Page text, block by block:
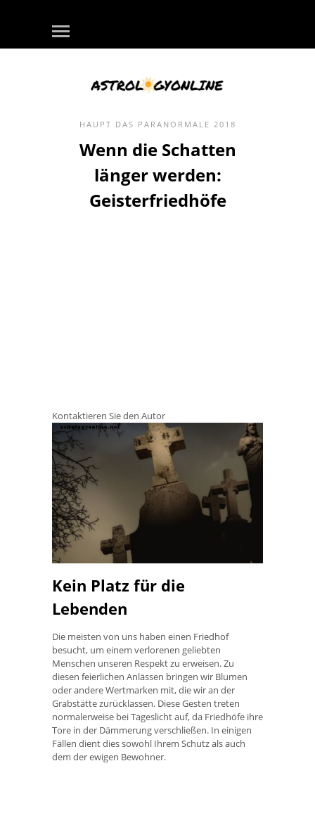
HAUPT DAS PARANORMALE 2018
Wenn die Schatten
länger werden:
Geisterfriedhöfe
Kontaktieren Sie den Autor
Kein Platz für die
Lebenden
Die meisten von uns haben einen Friedhof
besucht, um einem verlorenen geliebten
Menschen unseren Respekt zu erweisen. Zu
diesen feierlichen Anlässen bringen wir Blumen
oder andere Wertmarken mit, die wir an der
Grabstätte zurücklassen. Diese Gesten treten
normalerweise bei Tageslicht auf, da Friedhöfe ihre
Tore in der Dämmerung verschließen. In einigen
Fällen dient dies sowohl Ihrem Schutz als auch
dem der ewigen Bewohner.